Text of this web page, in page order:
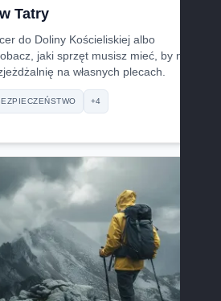
Tatry
do Doliny Kościeliskiej albo
jaki sprzęt musisz mieć, by nie
na własnych plecach.
+4